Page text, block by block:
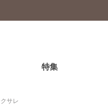
特集
サレ